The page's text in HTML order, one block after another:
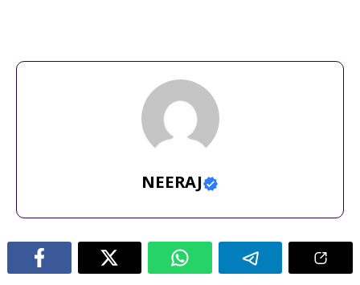
NEERAJ